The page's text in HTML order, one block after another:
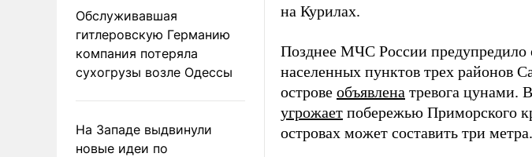
Обслуживавшая
гитлеровскую Германию
компания потеряла
сухогрузы возле Одессы
На Западе выдвинули
новые идеи по
на Курилах.
Позднее МЧС России предупредило
населенных пунктов трех районов
острове объявлена тревога цунами.
угрожает побережью Приморского
островах может составить три метра.